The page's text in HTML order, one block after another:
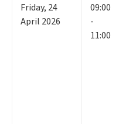
Friday, 24
April 2026
09:00
-
11:00